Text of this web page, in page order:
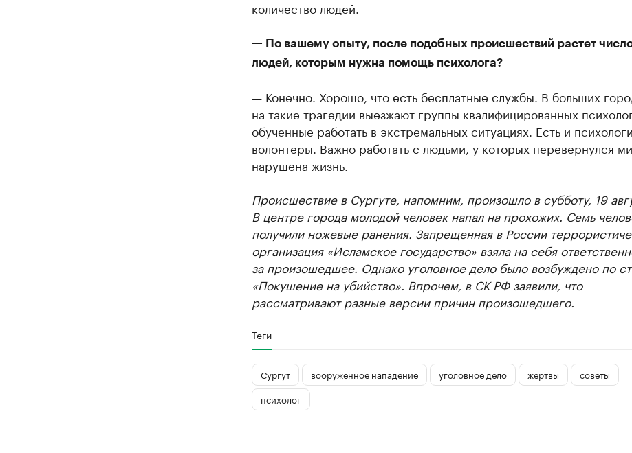
количество людей.
— По вашему опыту, после подобных происшествий растет
людей, которым нужна помощь психолога?
— Конечно. Хорошо, что есть бесплатные службы. В больших
на такие трагедии выезжают группы квалифицированных
обученные работать в экстремальных ситуациях. Есть и
волонтеры. Важно работать с людьми, у которых перевернулся
нарушена жизнь.
Происшествие в Сургуте, напомним, произошло в субботу, 19
В центре города молодой человек напал на прохожих. Семь
получили ножевые ранения. Запрещенная в России
организация «Исламское государство» взяла на себя
за произошедшее. Однако уголовное дело было возбуждено по
«Покушение на убийство». Впрочем, в СК РФ заявили, что
рассматривают разные версии причин произошедшего.
Теги
Сургут вооруженное нападение уголовное дело жертвы
советы
психолог